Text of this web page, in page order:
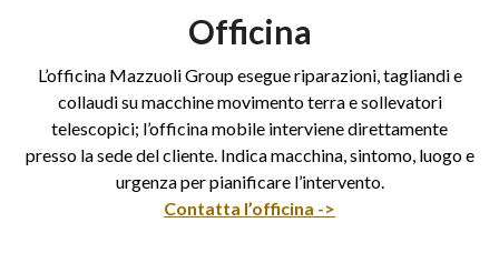
Officina
L’officina Mazzuoli Group esegue riparazioni, tagliandi e
collaudi su macchine movimento terra e sollevatori
telescopici; l’officina mobile interviene direttamente
presso la sede del cliente. Indica macchina, sintomo, luogo e
urgenza per pianificare l’intervento.
Contatta l’officina ->